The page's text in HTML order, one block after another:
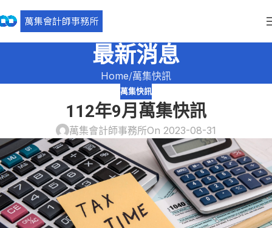
最新消息
Home 萬集快訊
萬集快訊
112年9月萬集快訊
萬集會計師事務所On 2023-08-31